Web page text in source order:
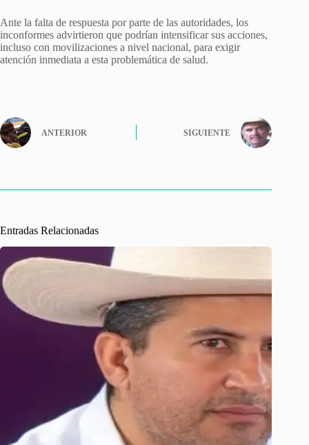
Ante la falta de respuesta por parte de las autoridades, los
inconformes advirtieron que podrían intensificar sus acciones,
incluso con movilizaciones a nivel nacional, para exigir
atención inmediata a esta problemática de salud.
ANTERIOR SIGUIENTE
Entradas Relacionadas